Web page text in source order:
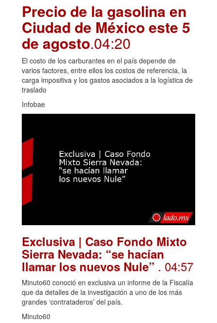
Precio de la gasolina en
Ciudad de México este 5
de agosto.04:20
El costo de los carburantes en el país depende de
varios factores, entre ellos los costos de referencia, la
carga impositiva y los gastos asociados a la logística de
traslado
Infobae
Exclusiva | Caso Fondo Mixto
Sierra Nevada: “se hacían
llamar los nuevos Nule” . 04:57
Minuto60 conoció en exclusiva un informe de la Fiscalía
que da detalles de la investigación a uno de los más
grandes ‘contrataderos’ del país.
Minuto60